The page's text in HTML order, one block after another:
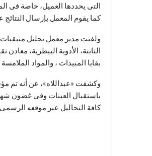
التى يحددها العميل، خاصة فى
كما يقوم المعمل بإرسال النتائج
ولفتت مدير معمل تحليل
بقايا المبيدات ، والمواد الملامسة
وكشفت «عبداللاه»، عن أنه تم
باستقبال العينات وفى غضون
كافة التحاليل عبر موقعه